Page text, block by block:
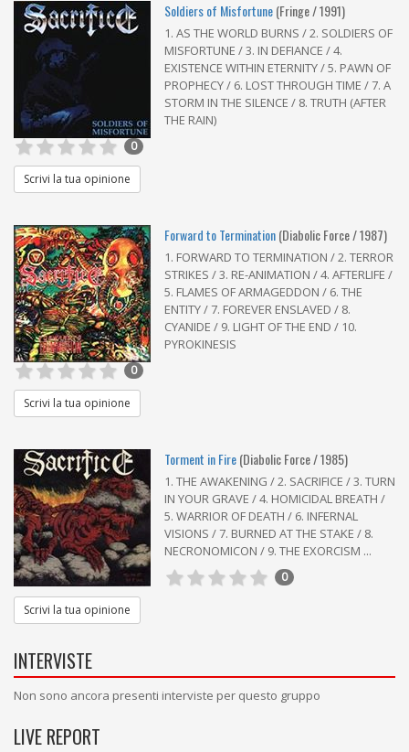
Soldiers of Misfortune(Fringe / 1991)
1. AS THE WORLD BURNS / 2. SOLDIERS OF
MISFORTUNE / 3. IN DEFIANCE / 4.
EXISTENCE WITHIN ETERNITY / 5. PAWN OF
PROPHECY / 6. LOST THROUGH TIME / 7. A
STORM IN THE SILENCE / 8. TRUTH (AFTER
THE RAIN)
0
Scrivi la tua opinione
Forward to Termination(Diabolic Force / 1987)
1. FORWARD TO TERMINATION / 2. TERROR
STRIKES / 3. RE-ANIMATION / 4. AFTERLIFE /
5. FLAMES OF ARMAGEDDON / 6. THE
ENTITY / 7. FOREVER ENSLAVED / 8.
CYANIDE / 9. LIGHT OF THE END / 10.
PYROKINESIS
0
Scrivi la tua opinione
Torment in Fire(Diabolic Force / 1985)
1. THE AWAKENING / 2. SACRIFICE / 3. TURN
IN YOUR GRAVE / 4. HOMICIDAL BREATH /
5. WARRIOR OF DEATH / 6. INFERNAL
VISIONS / 7. BURNED AT THE STAKE / 8.
NECRONOMICON / 9. THE EXORCISM ...
0
Scrivi la tua opinione
INTERVISTE
Non sono ancora presenti interviste per questo gruppo
LIVE REPORT